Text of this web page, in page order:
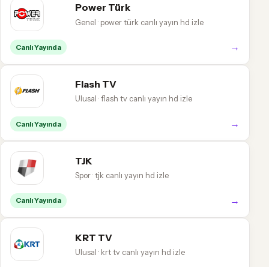
Power Türk
Genel · power türk canlı yayın hd izle
Canlı Yayında →
Flash TV
Ulusal · flash tv canlı yayın hd izle
Canlı Yayında →
TJK
Spor · tjk canlı yayın hd izle
Canlı Yayında →
KRT TV
Ulusal · krt tv canlı yayın hd izle